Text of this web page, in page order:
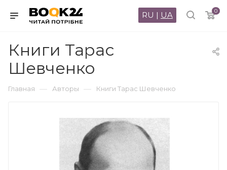
0
RU | UA
Книги Тарас
Шевченко
Главная — Авторы — Книги Тарас Шевченко